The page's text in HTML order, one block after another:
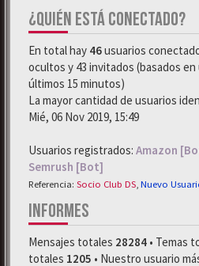
¿QUIÉN ESTÁ CONECTADO?
En total hay 46usuarios
ocultos y 43 invitados (basados
últimos 15 minutos)
La mayor cantidad de usuarios
Mié, 06 Nov 2019, 15:49
Usuarios registrados: Amazon
Semrush [Bot]
Referencia: Socio Club DS Nuevo
INFORMES
Mensajes totales 28284 • Temas
totales 1205 • Nuestro usuario